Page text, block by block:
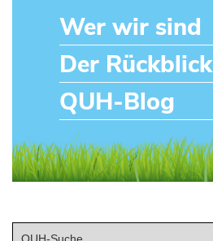
Wer wir sind
Der Rückblick
QUH-Blog